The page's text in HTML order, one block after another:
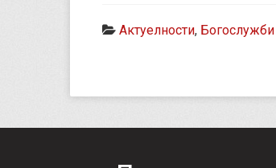
Актуелности, Богослужби